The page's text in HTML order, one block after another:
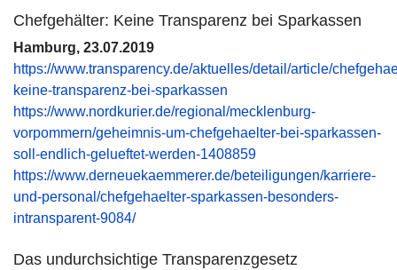
Chefgehälter: Keine Transparenz bei Sparkassen
Hamburg, 23.07.2019
https://www.transparency.de/aktuelles/detail/article/
keine-transparenz-bei-sparkassen
https://www.nordkurier.de/regional/mecklenburg-
vorpommern/geheimnis-um-chefgehaelter-bei-sparkassen-
soll-endlich-gelueftet-werden-1408859
https://www.derneuekaemmerer.de/beteiligungen/karriere-
und-personal/chefgehaelter-sparkassen-besonders-
intransparent-9084/
Das undurchsichtige Transparenzgesetz